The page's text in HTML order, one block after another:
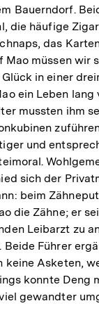
Bauerndorf.
die häufige
das
Mao müssen wir
in einer
ein Leben lang
mussten ihm
und
sich der
beim
die Zähne; er
Leibarzt zu
Beide Führer
keine Asketen,
konnte Deng
gewandter